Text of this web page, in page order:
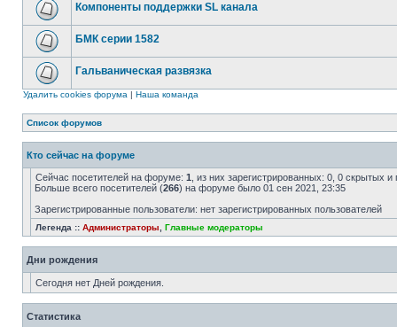
Компоненты поддержки SL канала
БМК серии 1582
Гальваническая развязка
Удалить cookies форума | Наша команда
Список форумов
Кто сейчас на форуме
Сейчас посетителей на форуме: 1 , из них зарегистрированных: 0, 0 скрытых
Больше всего посетителей (266) на форуме было 01 сен 2021, 23:35
Зарегистрированные пользователи: нет зарегистрированных пользователей
Легенда :: Администраторы Главные модераторы
Дни рождения
Сегодня нет Дней рождения.
Статистика